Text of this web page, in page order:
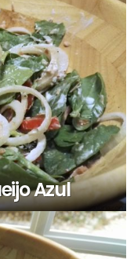
Azul